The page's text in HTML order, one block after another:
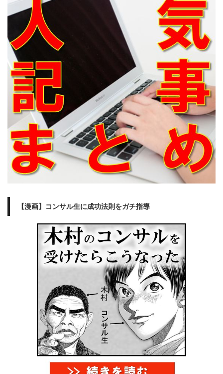
【漫画】コンサル生に成功法則をガチ指導